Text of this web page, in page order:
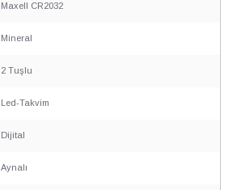
Maxell CR2032
Mineral
2 Tuşlu
Led-Takvim
Dijital
Aynalı